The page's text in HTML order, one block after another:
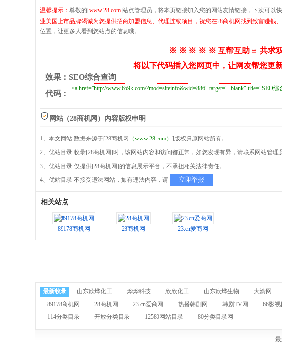
温馨提示： 尊敬的[www.28.com]站点管理员，将本页链接加入您的网站友情链接，下次可以
业美国上市品牌竭诚为您提供招商加盟信息、代理连锁项目，祝您在28商机网找到致富赚钱
位置，让更多人看到您站点的信息哦。
※ ※ ※ ※ ※ 互帮互助 ≌ 共
将以下代码插入您网页中，让网友帮您更
效果 ： SEO综合查询
代码 ：
网站（28商机网）内容版权申明
1、本文网站 数据来源于[28商机网 （www.28.com） ]版权归原网站所有。
2、优站目录 收录[28商机网]时，该网站内容和访问都正常，如您发现有异，请联系网站管理
3、优站目录 仅提供[28商机网]的信息展示平台，不承担相关法律责任。
4、优站目录 不接受违法网站，如有违法内容，请
立即举报
相关站点
89178商机网 28商机网 23.cn爱商网
最新收录 山东欣烨化工 烨烨科技 欣欣化工 山东欣烨生物 大渝网
89178商机网
28商机网 23.cn爱商网 热播韩剧网 韩剧TV网 66影视
114分类目录
开放分类目录 12580网站目录 80分类目录网
最